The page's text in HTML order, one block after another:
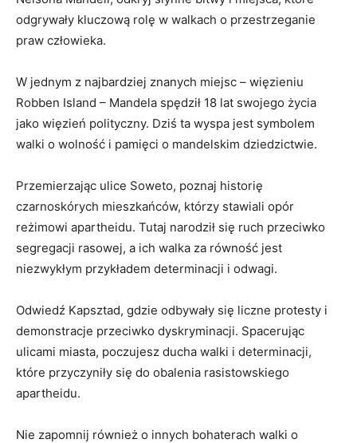
odgrywały kluczową ​rolę​ w walkach ⁣o⁣ przestrzeganie
praw człowieka.
W jednym z najbardziej znanych miejsc – więzieniu
Robben Island – Mandela spędził ​18 lat⁣ swojego⁤ życia
jako‍ więzień polityczny. ⁣Dziś ta wyspa​ jest symbolem
walki o wolność‌ i pamięci o mandelskim ⁣dziedzictwie.
Przemierzając⁣ ulice Soweto, poznaj historię
⁢czarnoskórych mieszkańców, którzy ⁢stawiali opór
reżimowi apartheidu. Tutaj narodził się ruch ⁤przeciwko
segregacji rasowej, a ich walka za równość​ jest‌
niezwykłym przykładem determinacji⁤ i odwagi.
Odwiedź Kapsztad, gdzie odbywały się liczne protesty i
demonstracje przeciwko ​dyskryminacji. Spacerując
ulicami miasta, poczujesz ducha ⁤walki i ⁣determinacji,
które przyczyniły ‍się ​do obalenia rasistowskiego
⁣apartheidu.
Nie zapomnij również o⁣ innych bohaterach walki o